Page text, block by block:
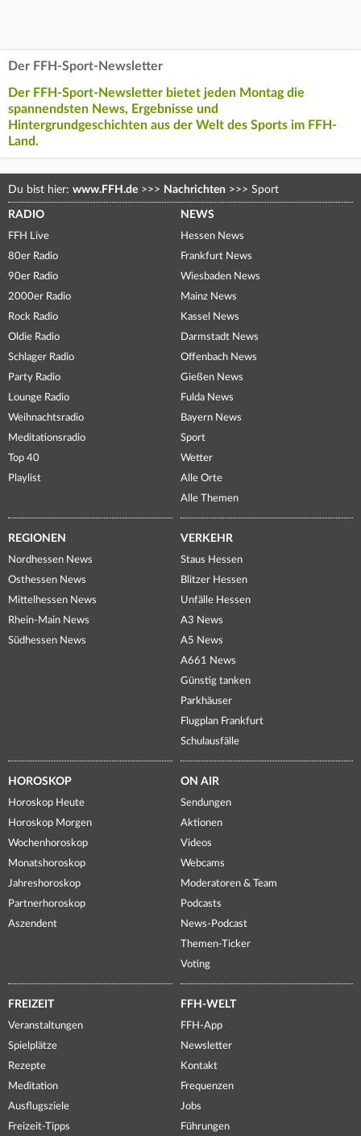
Der FFH-Sport-Newsletter
Der FFH-Sport-Newsletter bietet jeden Montag die
spannendsten News, Ergebnisse und
Hintergrundgeschichten aus der Welt des Sports im FFH-
Land.
Du bist hier: www.FFH.de >>> Nachrichten >>> Sport
RADIO
FFH Live
80er Radio
90er Radio
2000er Radio
Rock Radio
Oldie Radio
Schlager Radio
Party Radio
Lounge Radio
Weihnachtsradio
Meditationsradio
Top 40
Playlist
NEWS
Hessen News
Frankfurt News
Wiesbaden News
Mainz News
Kassel News
Darmstadt News
Offenbach News
Gießen News
Fulda News
Bayern News
Sport
Wetter
Alle Orte
Alle Themen
REGIONEN
Nordhessen News
Osthessen News
Mittelhessen News
Rhein-Main News
Südhessen News
VERKEHR
Staus Hessen
Blitzer Hessen
Unfälle Hessen
A3 News
A5 News
A661 News
Günstig tanken
Parkhäuser
Flugplan Frankfurt
Schulausfälle
HOROSKOP
Horoskop Heute
Horoskop Morgen
Wochenhoroskop
Monatshoroskop
Jahreshoroskop
Partnerhoroskop
Aszendent
ON AIR
Sendungen
Aktionen
Videos
Webcams
Moderatoren & Team
Podcasts
News-Podcast
Themen-Ticker
Voting
FREIZEIT
Veranstaltungen
Spielplätze
Rezepte
Meditation
Ausflugsziele
Freizeit-Tipps
FFH-WELT
FFH-App
Newsletter
Kontakt
Frequenzen
Jobs
Führungen